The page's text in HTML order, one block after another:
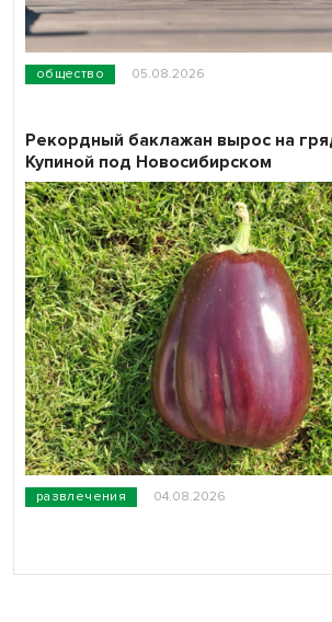
общество 05.08.2026
развлечения 04.08.2026
Рекордный баклажан вырос на
Купиной под Новосибирском